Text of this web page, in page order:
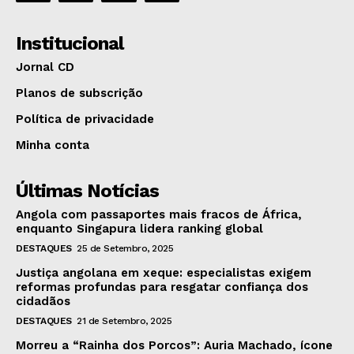
Institucional
Jornal CD
Planos de subscrição
Política de privacidade
Minha conta
Últimas Notícias
Angola com passaportes mais fracos de África,
enquanto Singapura lidera ranking global
DESTAQUES 25 de Setembro, 2025
Justiça angolana em xeque: especialistas exigem
reformas profundas para resgatar confiança dos
cidadãos
DESTAQUES 21 de Setembro, 2025
Morreu a “Rainha dos Porcos”: Auria Machado, ícone